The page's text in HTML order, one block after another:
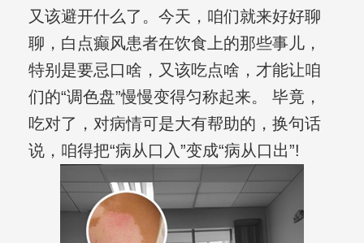
又该避开什么了。今天，咱们就来好好聊
聊，白点癫风患者在饮食上的那些事儿，
特别是要忌口啥，又该吃点啥，才能让咱
们的“调色盘”慢慢变得匀称起来。 毕竟，
吃对了，对病情可是大有帮助的，换句话
说，咱得把“病从口入”变成“病从口出”!